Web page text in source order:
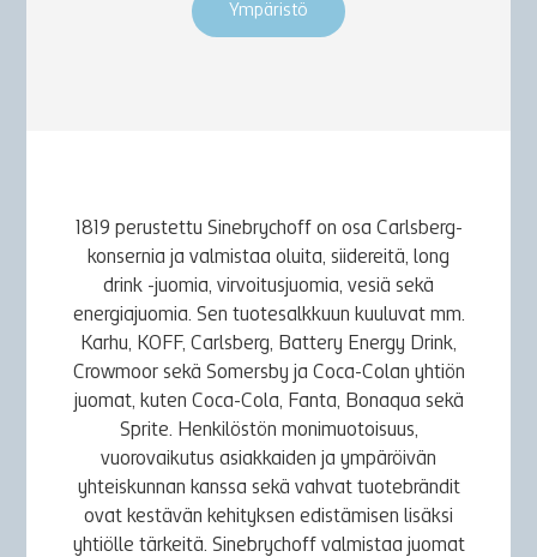
Ympäristö
1819 perustettu Sinebrychoff on osa Carlsberg-
konsernia ja valmistaa oluita, siidereitä, long
drink -juomia, virvoitusjuomia, vesiä sekä
energiajuomia. Sen tuotesalkkuun kuuluvat mm.
Karhu, KOFF, Carlsberg, Battery Energy Drink,
Crowmoor sekä Somersby ja Coca-Colan yhtiön
juomat, kuten Coca-Cola, Fanta, Bonaqua sekä
Sprite. Henkilöstön monimuotoisuus,
vuorovaikutus asiakkaiden ja ympäröivän
yhteiskunnan kanssa sekä vahvat tuotebrändit
ovat kestävän kehityksen edistämisen lisäksi
yhtiölle tärkeitä. Sinebrychoff valmistaa juomat